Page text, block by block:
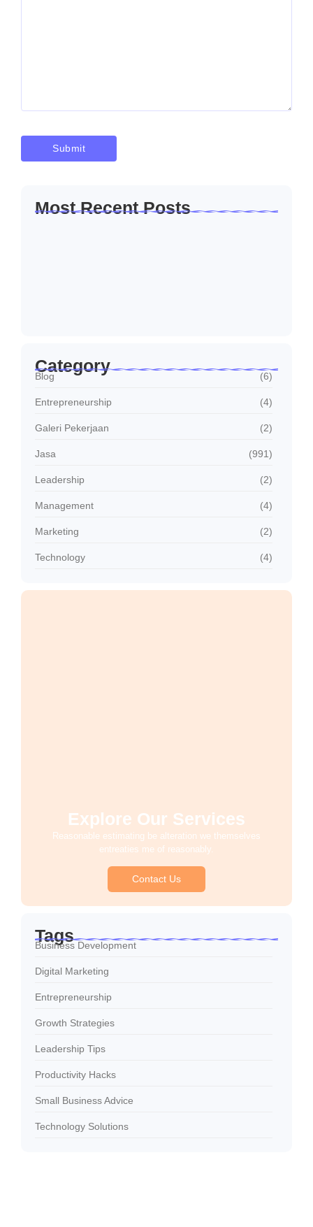
Most Recent Posts
Category
Blog (6)
Entrepreneurship (4)
Galeri Pekerjaan (2)
Jasa (991)
Leadership (2)
Management (4)
Marketing (2)
Technology (4)
Explore Our Services
Reasonable estimating be alteration we themselves
entreaties me of reasonably.
Contact Us
Tags
Business Development
Digital Marketing
Entrepreneurship
Growth Strategies
Leadership Tips
Productivity Hacks
Small Business Advice
Technology Solutions